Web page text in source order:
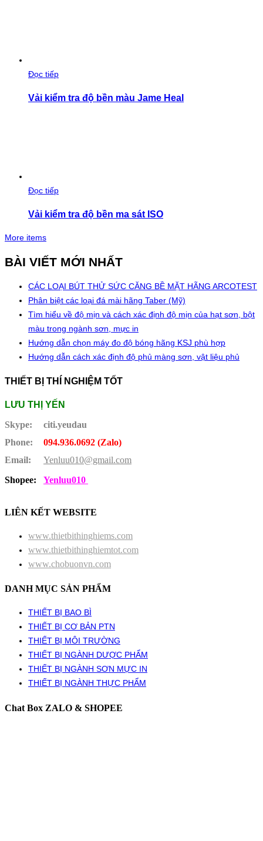
Đọc tiếp
Vải kiểm tra độ bền màu Jame Heal
Đọc tiếp
Vải kiểm tra độ bền ma sát ISO
More items
BÀI VIẾT MỚI NHẤT
CÁC LOẠI BÚT THỬ SỨC CĂNG BỀ MẶT HÃNG ARCOTEST
Phân biệt các loại đá mài hãng Taber (Mỹ)
Tìm hiểu về độ mịn và cách xác định độ mịn của hạt sơn, bột
màu trong ngành sơn, mực in
Hướng dẫn chọn máy đo độ bóng hãng KSJ phù hợp
Hướng dẫn cách xác định độ phủ màng sơn, vật liệu phủ
THIẾT BỊ THÍ NGHIỆM TỐT
LƯU THỊ YẾN
Skype:
citi.yeudau
Phone:
094.936.0692 (Zalo)
Email:
Yenluu010@gmail.com
Shopee:
Yenluu010
LIÊN KẾT WEBSITE
www.thietbithinghiems.com
www.thietbithinghiemtot.com
www.chobuonvn.com
DANH MỤC SẢN PHẨM
THIẾT BỊ BAO BÌ
THIẾT BỊ CƠ BẢN PTN
THIẾT BỊ MÔI TRƯỜNG
THIẾT BỊ NGÀNH DƯỢC PHẨM
THIẾT BỊ NGÀNH SƠN MỰC IN
THIẾT BỊ NGÀNH THỰC PHẨM
Chat Box ZALO & SHOPEE